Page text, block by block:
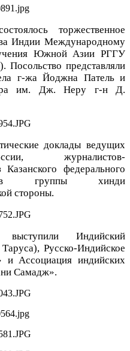
торжественное
Индии Международному
Южной Азии РГГУ
Посольство представляли
г-жа Йоджна Патель и
им. Дж. Неру г-н Д.
доклады ведущих
журналистов-
федерального
группы хинди
стороны.
выступили Индийский
Русско-Индийское
Ассоциация индийских
Самадж».